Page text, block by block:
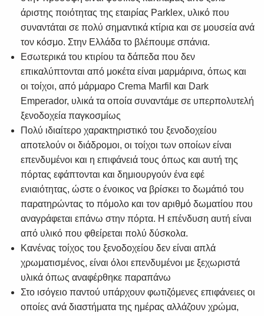
άριστης ποιότητας της εταιρίας Parklex, υλικό που
συναντάται σε πολύ σημαντικά κτίρια και σε μουσεία ανά
τον κόσμο. Στην Ελλάδα το βλέπουμε σπάνια.
Εσωτερικά του κτιρίου τα δάπεδα που δεν
επικαλύπτονται από μοκέτα είναι μαρμάρινα, όπως και
οι τοίχοι, από μάρμαρο Crema Marfil και Dark
Emperador, υλικά τα οποία συναντάμε σε υπερπολυτελή
ξενοδοχεία παγκοσμίως
Πολύ ιδιαίτερο χαρακτηριστικό του ξενοδοχείου
αποτελούν οι διάδρομοι, οι τοίχοι των οποίων είναι
επενδυμένοι και η επιφάνειά τους όπως και αυτή της
πόρτας εφάπτονται και δημιουργούν ένα εφέ
ενιαιότητας, ώστε ο ένοικος να βρίσκει το δωμάτιό του
παρατηρώντας το πόμολο και τον αριθμό δωματίου που
αναγράφεται επάνω στην πόρτα. Η επένδυση αυτή είναι
από υλικό που φθείρεται πολύ δύσκολα.
Κανένας τοίχος του ξενοδοχείου δεν είναι απλά
χρωματισμένος, είναι όλοι επενδυμένοι με ξεχωριστά
υλικά όπως αναφέρθηκε παραπάνω
Στο ισόγειο παντού υπάρχουν φωτιζόμενες επιφάνειες οι
οποίες ανά διαστήματα της ημέρας αλλάζουν χρώμα,